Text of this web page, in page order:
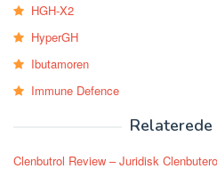
HGH-X2
HyperGH
Ibutamoren
Immune Defence
Clenbutrol Review – Juridisk